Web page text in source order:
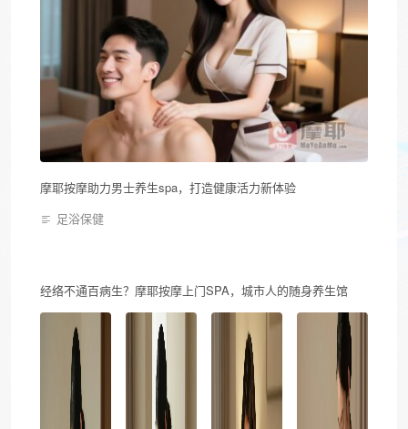
摩耶按摩助力男士养生spa，打造健康活力新体验
足浴保健
经络不通百病生？摩耶按摩上门SPA，城市人的随身养生馆